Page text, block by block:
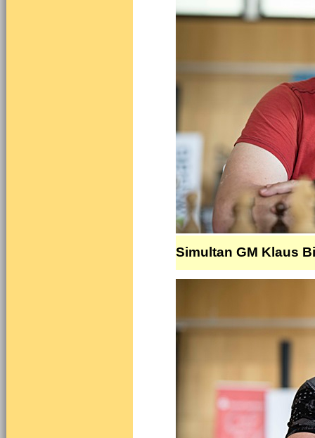
Simultan GM Klaus